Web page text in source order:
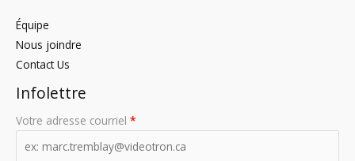
Équipe
Nous joindre
Contact Us
Infolettre
Votre adresse courriel *